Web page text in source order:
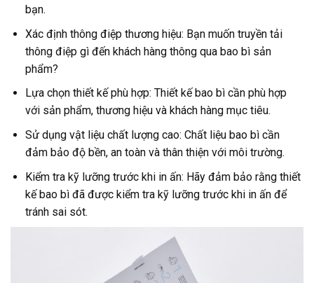
bạn.
Xác định thông điệp thương hiệu: Bạn muốn truyền tải
thông điệp gì đến khách hàng thông qua bao bì sản
phẩm?
Lựa chọn thiết kế phù hợp: Thiết kế bao bì cần phù hợp
với sản phẩm, thương hiệu và khách hàng mục tiêu.
Sử dụng vật liệu chất lượng cao: Chất liệu bao bì cần
đảm bảo độ bền, an toàn và thân thiện với môi trường.
Kiểm tra kỹ lưỡng trước khi in ấn: Hãy đảm bảo rằng thiết
kế bao bì đã được kiểm tra kỹ lưỡng trước khi in ấn để
tránh sai sót.